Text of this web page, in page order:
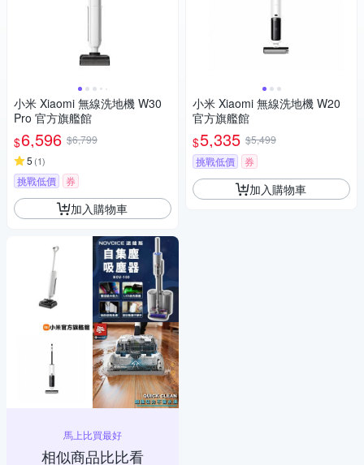
小米 Xiaomi 無線洗地機 W30
Pro 官方旗艦館
$6,596 $6,799
5 (1)
挑戰低價 券
加入購物車
馬上比買最好
相似商品比比看
小米 Xiaomi 無線洗地機 W20
官方旗艦館
$5,335 $5,499
挑戰低價
券
加入購物車